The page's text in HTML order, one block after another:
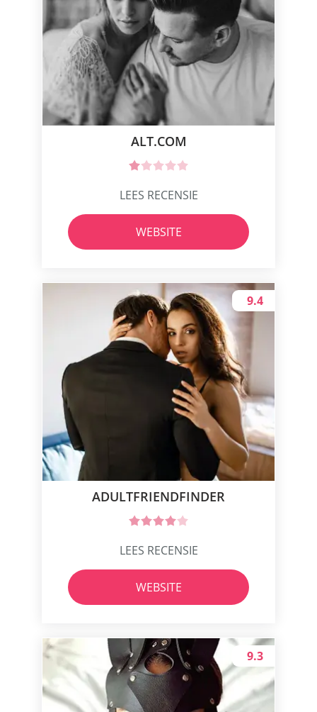
ALT.COM
LEES RECENSIE
WEBSITE
ADULTFRIENDFINDER
9.4
LEES RECENSIE
WEBSITE
9.3